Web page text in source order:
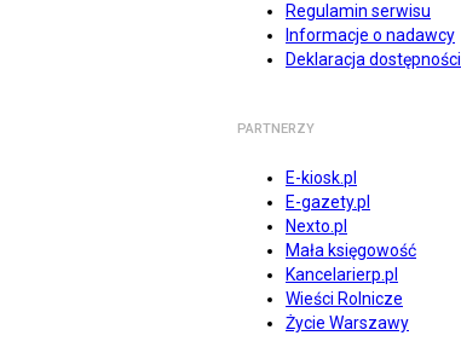
Regulamin serwisu
Informacje o nadawcy
Deklaracja dostępności
PARTNERZY
E-kiosk.pl
E-gazety.pl
Nexto.pl
Mała księgowość
Kancelarierp.pl
Wieści Rolnicze
Życie Warszawy